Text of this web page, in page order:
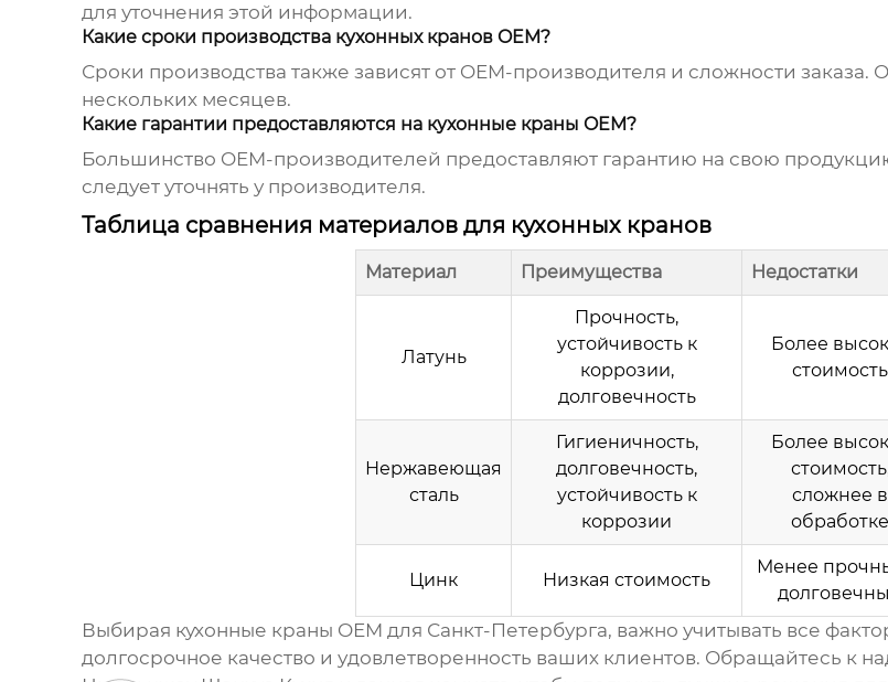
для уточнения этой информации.
Какие сроки производства кухонных кранов OEM?
Сроки производства также зависят от OEM-производителя и сложности заказа.
нескольких месяцев.
Какие гарантии предоставляются на кухонные краны OEM?
Большинство OEM-производителей предоставляют гарантию на свою
следует уточнять у производителя.
Таблица сравнения материалов для кухонных кранов
Материал Преимущества Недостатки
Латунь
Прочность,
устойчивость к
коррозии,
долговечность
Более
стоимость
Нержавеющая
сталь
Гигиеничность,
долговечность,
устойчивость к
коррозии
Более
сложнее в
обработке
Цинк Низкая стоимость
Менее
Выбирая кухонные краны OEM для Санкт-Петербурга, важно учитывать все
долгосрочное качество и удовлетворенность ваших клиентов. Обращайтесь к